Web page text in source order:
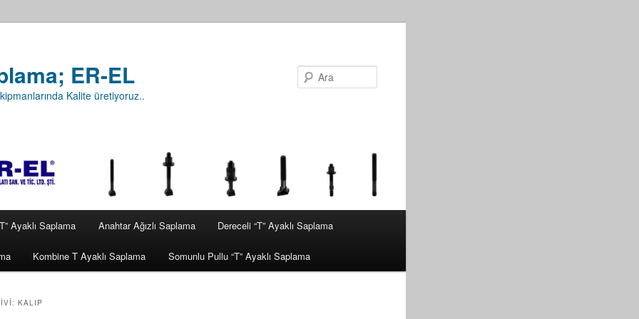
ER-EL
Kalite üretiyoruz..
Ayaklı Saplama Anahtar Ağızlı Saplama Dereceli “T” Ayaklı Saplama
Kombine T Ayaklı Saplama Somunlu Pullu “T” Ayaklı Saplama
KALIP